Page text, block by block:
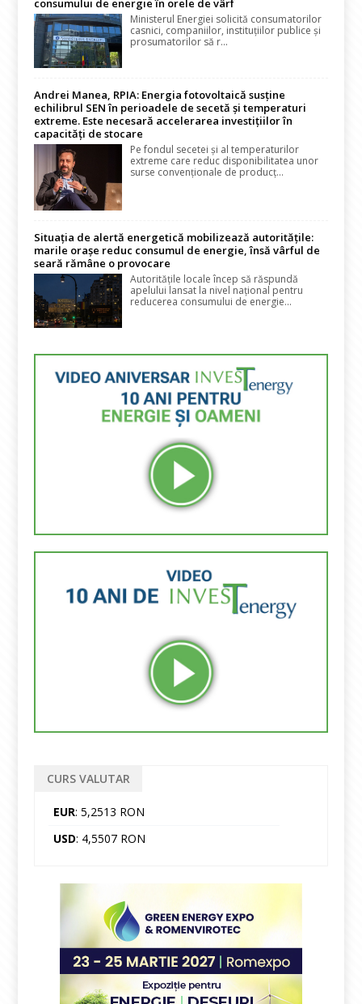
consumului de energie în orele de vârf
Ministerul Energiei solicită consumatorilor
casnici, companiilor, instituțiilor publice și
prosumatorilor să r...
Andrei Manea, RPIA: Energia fotovoltaică susține
echilibrul SEN în perioadele de secetă și temperaturi
extreme. Este necesară accelerarea investițiilor în
capacități de stocare
Pe fondul secetei și al temperaturilor
extreme care reduc disponibilitatea unor
surse convenționale de producț...
Situația de alertă energetică mobilizează autoritățile:
marile orașe reduc consumul de energie, însă vârful de
seară rămâne o provocare
Autoritățile locale încep să răspundă
apelului lansat la nivel național pentru
reducerea consumului de energie...
CURS VALUTAR
EUR: 5,2513 RON
USD: 4,5507 RON